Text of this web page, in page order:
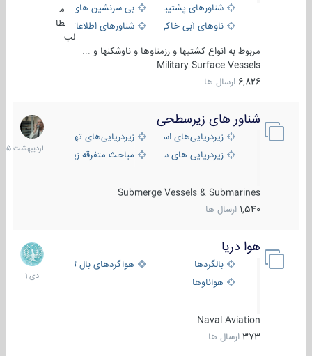
شناورهای پشتیبانی
بی سرنشین های دریایی
ناوهای آبی خاکی و نیروبرشناورهای اطلاعاتی و جاسوسی
طا
لب
مربوط به انواع کشتیها و رزمناوها و ناوشکنها و ...
Military Surface Vessels
6,826 ارسال ها
شناور های زیرسطحی
زیردریایی‌های استراتژیکزیردریایی‌های تهاجمی
زیردریایی های سبک
مباحث متفرقه زیرسطحی
Submerge Vessels & Submarines
1,540 ارسال ها
31
1405
هوا دریا
بالگردها
هواگردهای بال ثابت
هواناوها
Naval Aviation
373 ارسال ها
12
دی
1401